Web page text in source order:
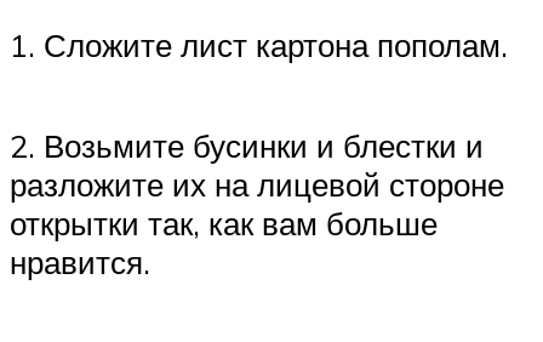
1. Сложите лист картона пополам.
2. Возьмите бусинки и блестки и
разложите их на лицевой стороне
открытки так, как вам больше
нравится.